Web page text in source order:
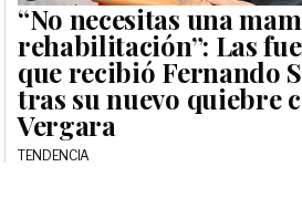
“No necesitas una
rehabilitación”: Las
que recibió Fernando
tras su nuevo quiebre
Vergara
TENDENCIA